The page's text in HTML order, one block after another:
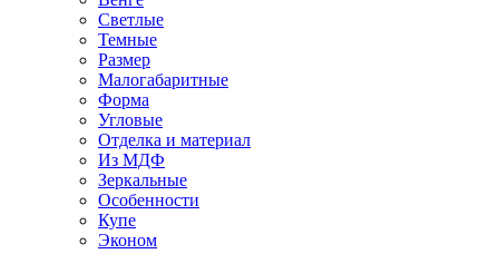
Светлые
Темные
Размер
Малогабаритные
Форма
Угловые
Отделка и материал
Из МДФ
Зеркальные
Особенности
Купе
Эконом